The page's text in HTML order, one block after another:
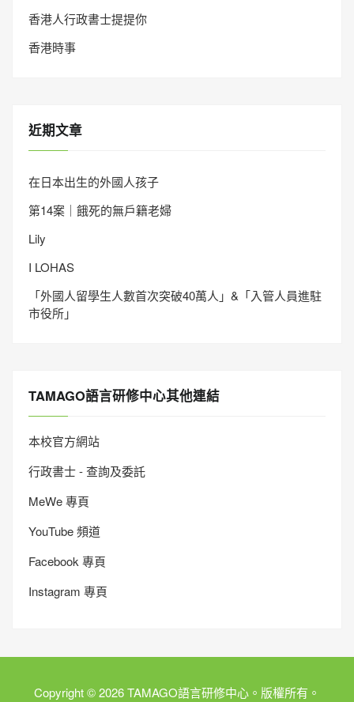
香港人行政書士提提你
香港時事
近期文章
在日本出生的外國人孩子
第14案｜餓死的無戶籍老婦
Lily
I LOHAS
「外國人留學生人數首次突破40萬人」&「入管人員進駐
市役所」
TAMAGO語言研修中心其他連結
本校官方網站
行政書士 - 查詢及委託
MeWe 專頁
YouTube 頻道
Facebook 專頁
Instagram 專頁
Copyright © 2026 TAMAGO語言研修中心。版權所有。